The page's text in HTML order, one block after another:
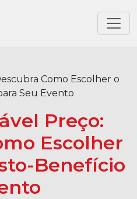
Como Escolher o
Seu Evento
Preço:
Escolher
Benefício